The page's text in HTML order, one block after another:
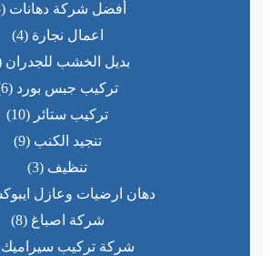
أفضل شركة دهانات (5)
اعمال نجارة (4)
بديل الخشب للجدران
تركيب جبس بورد (6)
تركيب ستائر (10)
تنجيد الكنب (9)
تنظيف (3)
دهان ارضيات وعازل
شركة اصباغ (8)
شركة تركيب سيراميك